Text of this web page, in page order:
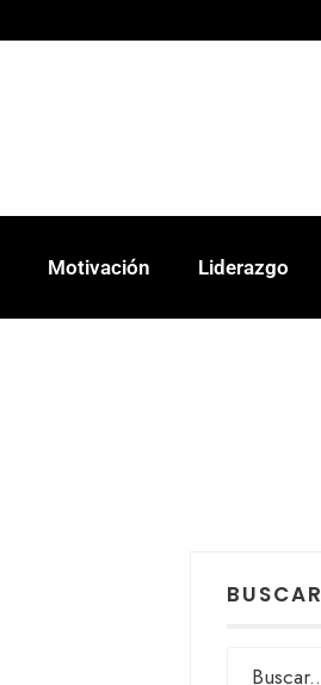
Motivación Liderazgo
BUSCAR